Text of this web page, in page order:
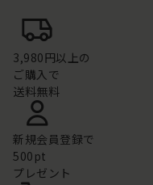
3,980円以上の
ご購入で
送料無料
新規会員登録で
500pt
プレゼント